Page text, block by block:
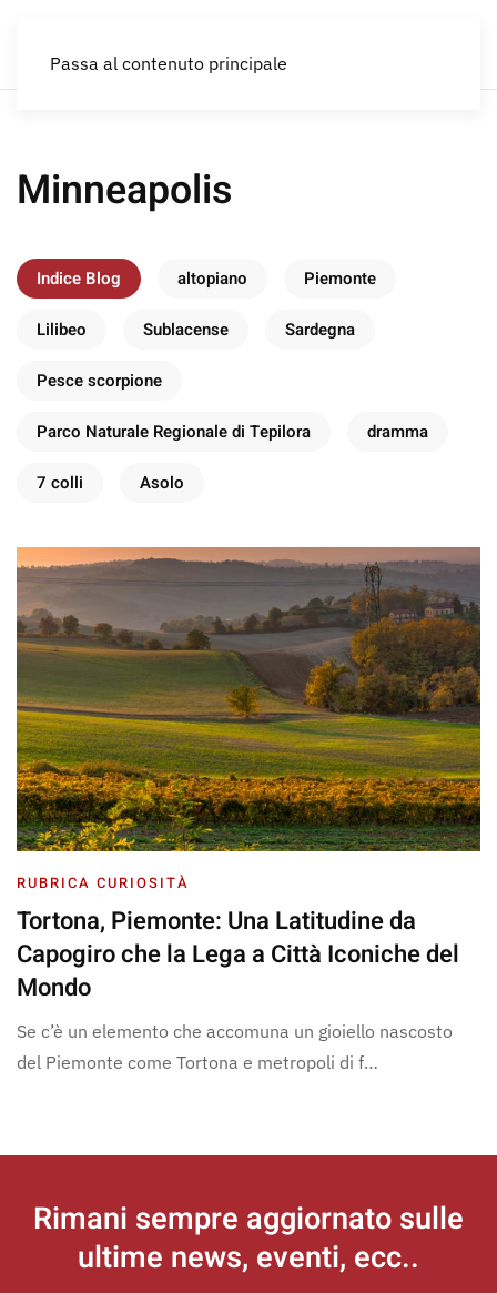
Passa al contenuto principale
Minneapolis
Indice Blog altopiano Piemonte
Lilibeo Sublacense Sardegna
Pesce scorpione
Parco Naturale Regionale di Tepilora dramma
7 colli Asolo
RUBRICA CURIOSITÀ
Tortona, Piemonte: Una Latitudine da
Capogiro che la Lega a Città Iconiche del
Mondo
Se c’è un elemento che accomuna un gioiello nascosto
del Piemonte come Tortona e metropoli di f…
Rimani sempre aggiornato sulle
ultime news, eventi, ecc..